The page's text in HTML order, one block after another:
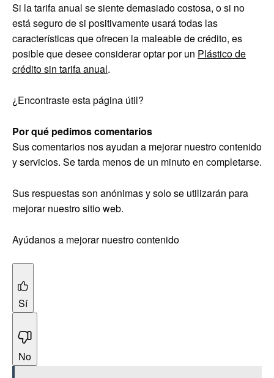
Si la tarifa anual se siente demasiado costosa, o si no
está seguro de si positivamente usará todas las
características que ofrecen la maleable de crédito, es
posible que desee considerar optar por un Plástico de
crédito sin tarifa anual.
¿Encontraste esta página útil?
Por qué pedimos comentarios
Sus comentarios nos ayudan a mejorar nuestro contenido
y servicios. Se tarda menos de un minuto en completarse.
Sus respuestas son anónimas y solo se utilizarán para
mejorar nuestro sitio web.
Ayúdanos a mejorar nuestro contenido
Sí
No